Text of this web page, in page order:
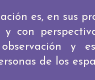
es, en sus
con
y
de los